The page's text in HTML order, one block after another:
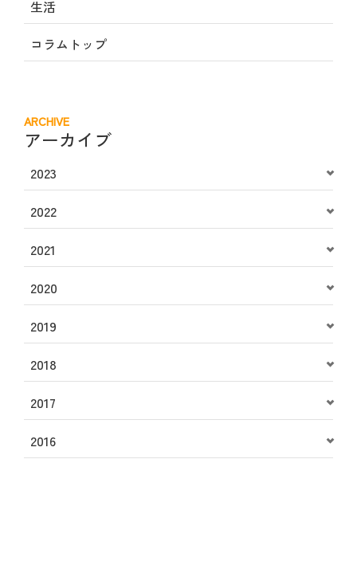
生活
コラムトップ
ARCHIVE
アーカイブ
2023
2022
2021
2020
2019
2018
2017
2016